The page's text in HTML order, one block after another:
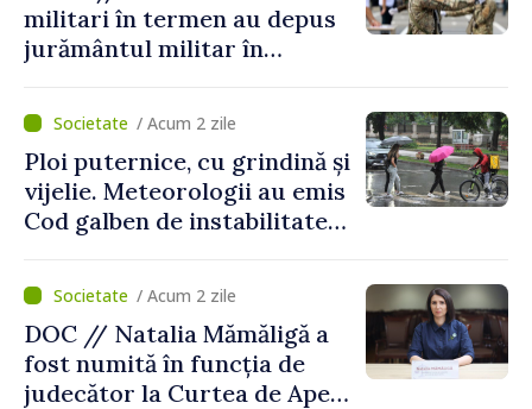
militari în termen au depus
jurământul militar în
/ Acum 2 zile
Ploi puternice, cu grindină și
vijelie. Meteorologii au emis
Cod galben de instabilitate
/ Acum 2 zile
DOC // Natalia Mămăligă a
fost numită în funcția de
judecător la Curtea de Apel